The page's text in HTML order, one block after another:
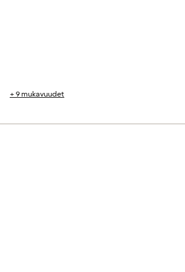
+ 9 mukavuudet